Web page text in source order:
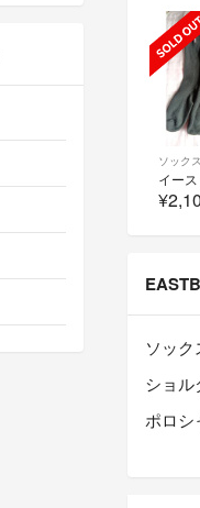
ソックス
ソック
ショル
ポロシ